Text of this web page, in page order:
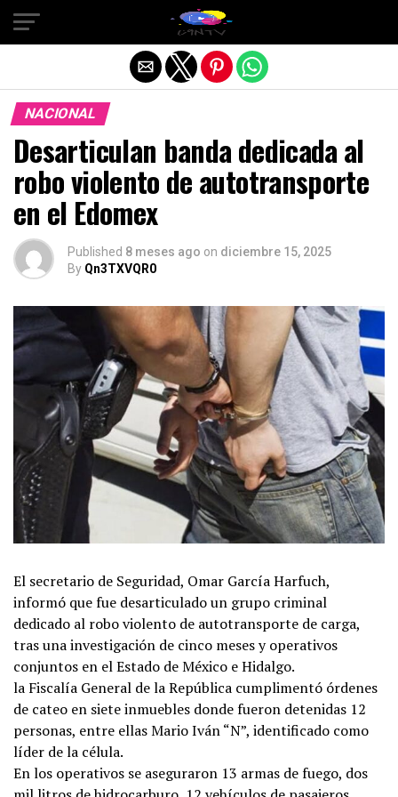
NACIONAL
Desarticulan banda dedicada al
robo violento de autotransporte
en el Edomex
Published 8 meses ago on diciembre 15, 2025
By Qn3TXVQR0
El secretario de Seguridad, Omar García Harfuch,
informó que fue desarticulado un grupo criminal
dedicado al robo violento de autotransporte de carga,
tras una investigación de cinco meses y operativos
conjuntos en el Estado de México e Hidalgo.
la Fiscalía General de la República cumplimentó órdenes
de cateo en siete inmuebles donde fueron detenidas 12
personas, entre ellas Mario Iván “N”, identificado como
líder de la célula.
En los operativos se aseguraron 13 armas de fuego, dos
Salir de la versión móvil